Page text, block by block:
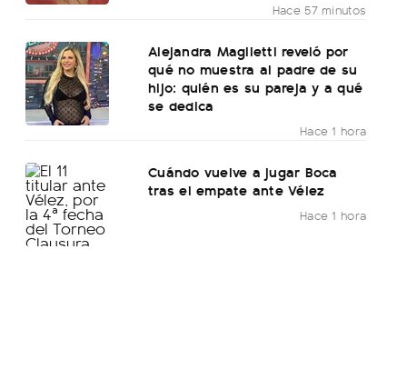
Hace 57 minutos
Alejandra Maglietti reveló por
qué no muestra al padre de su
hijo: quién es su pareja y a qué
se dedica
Hace 1 hora
Cuándo vuelve a jugar Boca
tras el empate ante Vélez
Hace 1 hora